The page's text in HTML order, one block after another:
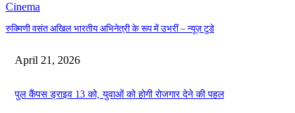
Cinema
रुक्मिणी वसंत अखिल भारतीय अभिनेत्री के रूप में उभरीं – न्यूज़ टुडे
April 21, 2026
पुल कैंपस ड्राइव 13 को, युवाओं को होगी रोजगार देने की पहल